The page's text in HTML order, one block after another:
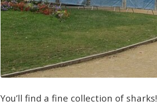
You’ll find a fine collection of sharks!